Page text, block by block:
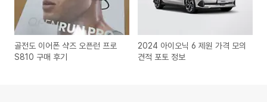
골전도 이어폰 샥즈 오픈런 프로
S810 구매 후기
2024 아이오닉 6 제원 가격 모의
견적 포토 정보